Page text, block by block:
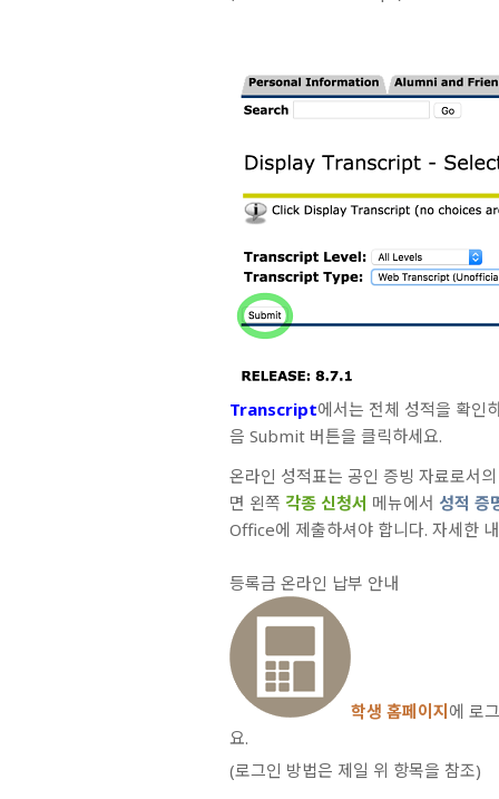
Transcript에서는 전체 성적을 확인
음 Submit 버튼을 클릭하세요.
온라인 성적표는 공인 증빙 자료로서
면 왼쪽 각종 신청서 메뉴에서 성적 증
Office에 제출하셔야 합니다. 자세한
등록금 온라인 납부 안내
학생 홈페이지 에 로
요.
(로그인 방법은 제일 위 항목을 참조)